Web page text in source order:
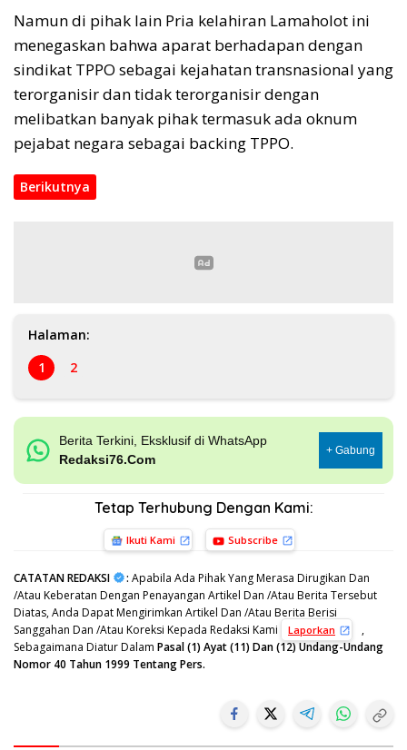
Namun di pihak lain Pria kelahiran Lamaholot ini
menegaskan bahwa aparat berhadapan dengan
sindikat TPPO sebagai kejahatan transnasional yang
terorganisir dan tidak terorganisir dengan
melibatkan banyak pihak termasuk ada oknum
pejabat negara sebagai backing TPPO.
Berikutnya
Halaman:
1
2
Berita Terkini, Eksklusif di WhatsApp
Redaksi76.Com
+ Gabung
Tetap Terhubung Dengan Kami:
Ikuti Kami Subscribe
CATATAN REDAKSI : Apabila Ada Pihak Yang Merasa Dirugikan Dan
/Atau Keberatan Dengan Penayangan Artikel Dan /Atau Berita Tersebut
Diatas, Anda Dapat Mengirimkan Artikel Dan /Atau Berita Berisi
Sanggahan Dan /Atau Koreksi Kepada Redaksi Kami
Laporkan
,
Sebagaimana Diatur Dalam Pasal (1) Ayat (11) Dan (12) Undang-Undang
Nomor 40 Tahun 1999 Tentang Pers.